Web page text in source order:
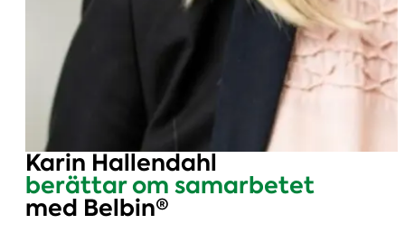
Karin Hallendahl
berättar om samarbetet
med Belbin®